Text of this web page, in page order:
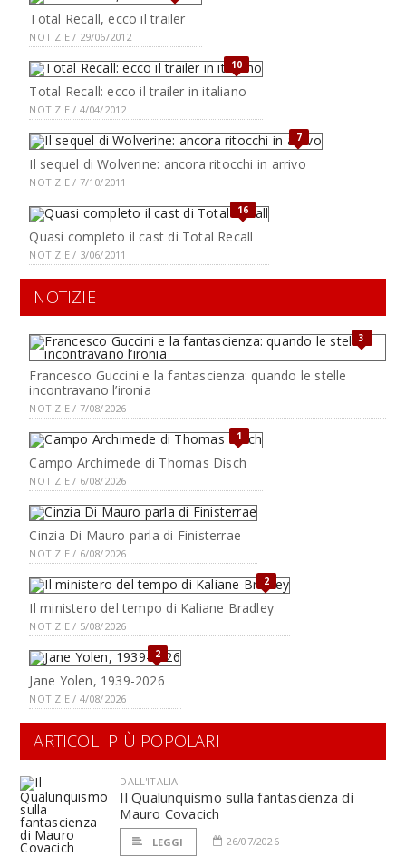
Total Recall, ecco il trailer
NOTIZIE / 29/06/2012
10
Total Recall: ecco il trailer in italiano
NOTIZIE / 4/04/2012
7
Il sequel di Wolverine: ancora ritocchi in arrivo
NOTIZIE / 7/10/2011
16
Quasi completo il cast di Total Recall
NOTIZIE / 3/06/2011
NOTIZIE
3
Francesco Guccini e la fantascienza: quando le stelle
incontravano l’ironia
NOTIZIE / 7/08/2026
1
Campo Archimede di Thomas Disch
NOTIZIE / 6/08/2026
Cinzia Di Mauro parla di Finisterrae
NOTIZIE / 6/08/2026
2
Il ministero del tempo di Kaliane Bradley
NOTIZIE / 5/08/2026
2
Jane Yolen, 1939-2026
NOTIZIE / 4/08/2026
ARTICOLI PIÙ POPOLARI
DALL'ITALIA
Il Qualunquismo sulla fantascienza di
Mauro Covacich
LEGGI 26/07/2026